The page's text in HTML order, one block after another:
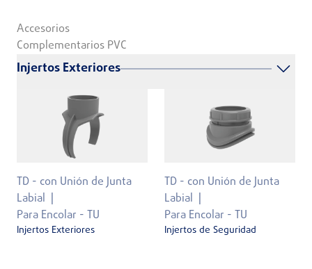
Accesorios
Complementarios PVC
Injertos Exteriores
TD - con Unión de Junta
Labial
Para Encolar - TU
Injertos Exteriores
TD - con Unión de Junta
Labial
Para Encolar - TU
Injertos de Seguridad